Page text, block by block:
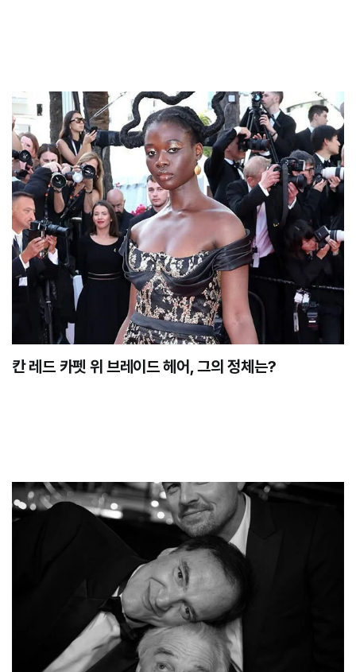
칸 레드 카펫 위 브레이드 헤어, 그의 정체는?